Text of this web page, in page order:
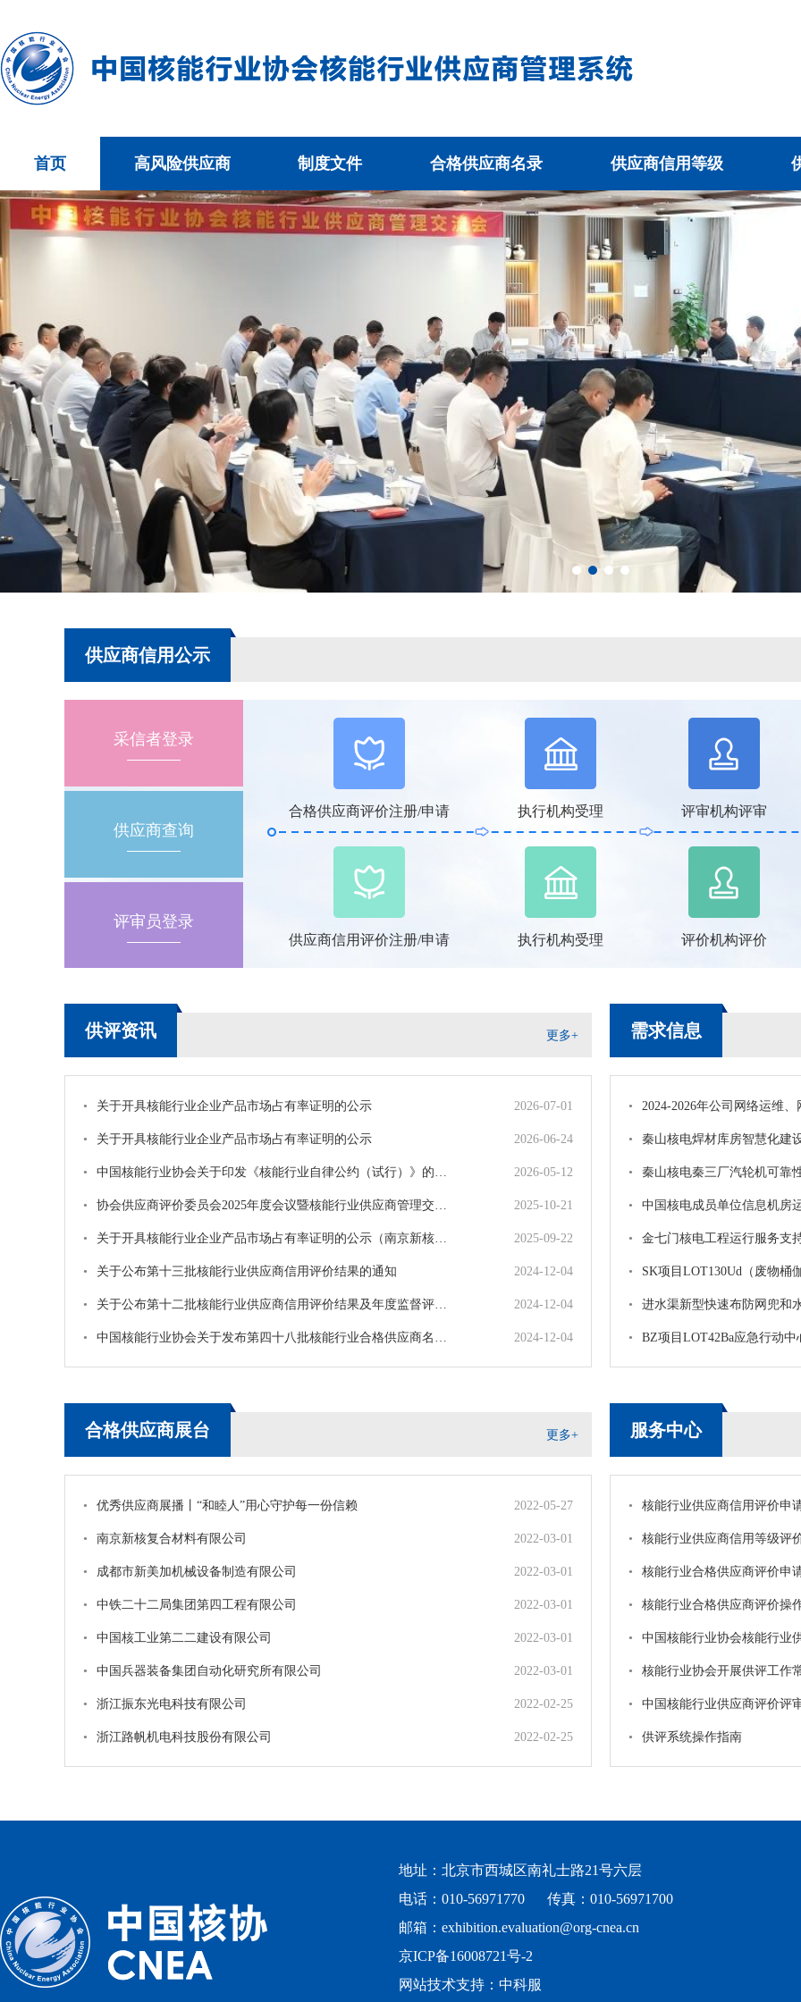
首页 高风险供应商 制度文件 合格供应商名录 供应商信用等级
供应商信用公示
采信者登录
供应商查询
评审员登录
合格供应商评价注册/申请 执行机构受理 评审机构评审
供应商信用评价注册/申请 执行机构受理 评价机构评价
供评资讯 更多+
• 关于开具核能行业企业产品市场占有率证明的公示 2026-07-01
• 关于开具核能行业企业产品市场占有率证明的公示 2026-06-24
• 中国核能行业协会关于印发《核能行业自律公约（试行）》的通知 2026-05-12
• 协会供应商评价委员会2025年度会议暨核能行业供应商管理交流会于福清成功举办 2025-10-21
• 关于开具核能行业企业产品市场占有率证明的公示（南京新核复合材料有限公司） 2025-09-22
• 关于公布第十三批核能行业供应商信用评价结果的通知 2024-12-04
• 关于公布第十二批核能行业供应商信用评价结果及年度监督评价结果的通知 2024-12-04
• 中国核能行业协会关于发布第四十八批核能行业合格供应商名录的公告 2024-12-04
需求信息
• 2024-2026年公司网络运维、网络安全运维、桌面运维
• 秦山核电焊材库房智慧化建
• 秦山核电秦三厂汽轮机可靠性维
• 中国核电成员单位信息机房
• 金七门核电工程运行服务支
• SK项目LOT130Ud（废物桶
• 进水渠新型快速布防网兜和
• BZ项目LOT42Ba应急行动中心
合格供应商展台 更多+
• 优秀供应商展播丨“和睦人”用心守护每一份信赖 2022-05-27
• 南京新核复合材料有限公司 2022-03-01
• 成都市新美加机械设备制造有限公司 2022-03-01
• 中铁二十二局集团第四工程有限公司 2022-03-01
• 中国核工业第二二建设有限公司 2022-03-01
• 中国兵器装备集团自动化研究所有限公司 2022-03-01
• 浙江振东光电科技有限公司 2022-02-25
• 浙江路帆机电科技股份有限公司 2022-02-25
服务中心
• 核能行业供应商信用评价申
• 核能行业供应商信用等级评
• 核能行业合格供应商评价申
• 核能行业合格供应商评价操
• 中国核能行业协会核能行业
• 核能行业协会开展供评工作
• 中国核能行业供应商评价评
• 供评系统操作指南
地址：北京市西城区南礼士路21号六层
电话：010-56971770
传真：010-56971700
邮箱：exhibition.evaluation@org-cnea.cn
京ICP备16008721号-2
网站技术支持：中科服